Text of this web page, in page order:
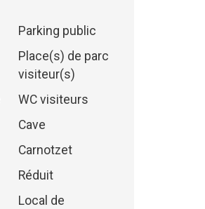
Parking public
Place(s) de parc
visiteur(s)
WC visiteurs
Cave
Carnotzet
Réduit
Local de